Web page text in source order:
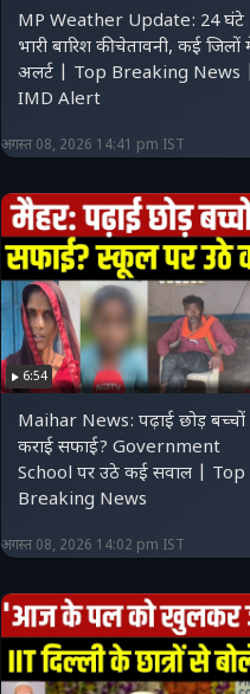
MP Weather Update: 24 घंटे
भारी बारिश की चेतावनी, कई जिलों
अलर्ट | Top Breaking News
IMD Alert
अगस्त 08, 2026 14:41 pm IST
6:54
Maihar News: पढ़ाई छोड़
कराई सफाई? Government
School पर उठे कई सवाल | Top
Breaking News
अगस्त 08, 2026 14:02 pm IST